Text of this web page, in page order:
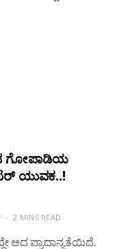
ಗೋಪಾಡಿಯ
ಯುವಕ..!
2 MINS READ
ಆದ ಪ್ರಾದಾನ್ಯತೆಯಿದೆ.